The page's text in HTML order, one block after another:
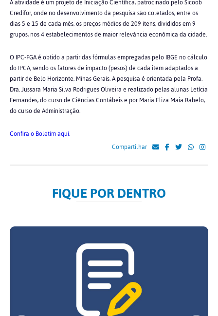
A atividade é um projeto de Iniciação Científica, patrocinado pelo Sicoob
Credifor, onde no desenvolvimento da pesquisa são coletados, entre os
dias 5 e 15 de cada mês, os preços médios de 209 itens, divididos em 9
grupos, nos 4 estabelecimentos de maior relevância econômica da cidade.
O IPC-FGA é obtido a partir das fórmulas empregadas pelo IBGE no cálculo
do IPCA, sendo os fatores de impacto (pesos) de cada item adaptados a
partir de Belo Horizonte, Minas Gerais. A pesquisa é orientada pela Profa.
Dra. Jussara Maria Silva Rodrigues Oliveira e realizado pelas alunas Letícia
Fernandes, do curso de Ciências Contábeis e por Maria Eliza Maia Rabelo,
do curso de Administração.
Confira o Boletim aqui.
Compartilhar
FIQUE POR DENTRO